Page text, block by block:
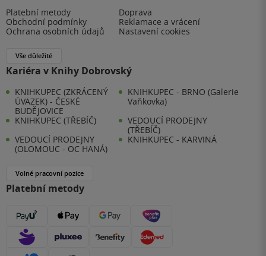
Platební metody
Doprava
Obchodní podmínky
Reklamace a vrácení
Ochrana osobních údajů
Nastavení cookies
Vše důležité
Kariéra v Knihy Dobrovský
KNIHKUPEC (ZKRÁCENÝ
ÚVAZEK) - ČESKÉ
BUDĚJOVICE
KNIHKUPEC - BRNO (Galerie
Vaňkovka)
KNIHKUPEC (TŘEBÍČ)
VEDOUCÍ PRODEJNY
(TŘEBÍČ)
VEDOUCÍ PRODEJNY
(OLOMOUC - OC HANÁ)
KNIHKUPEC - KARVINÁ
Volné pracovní pozice
Platební metody